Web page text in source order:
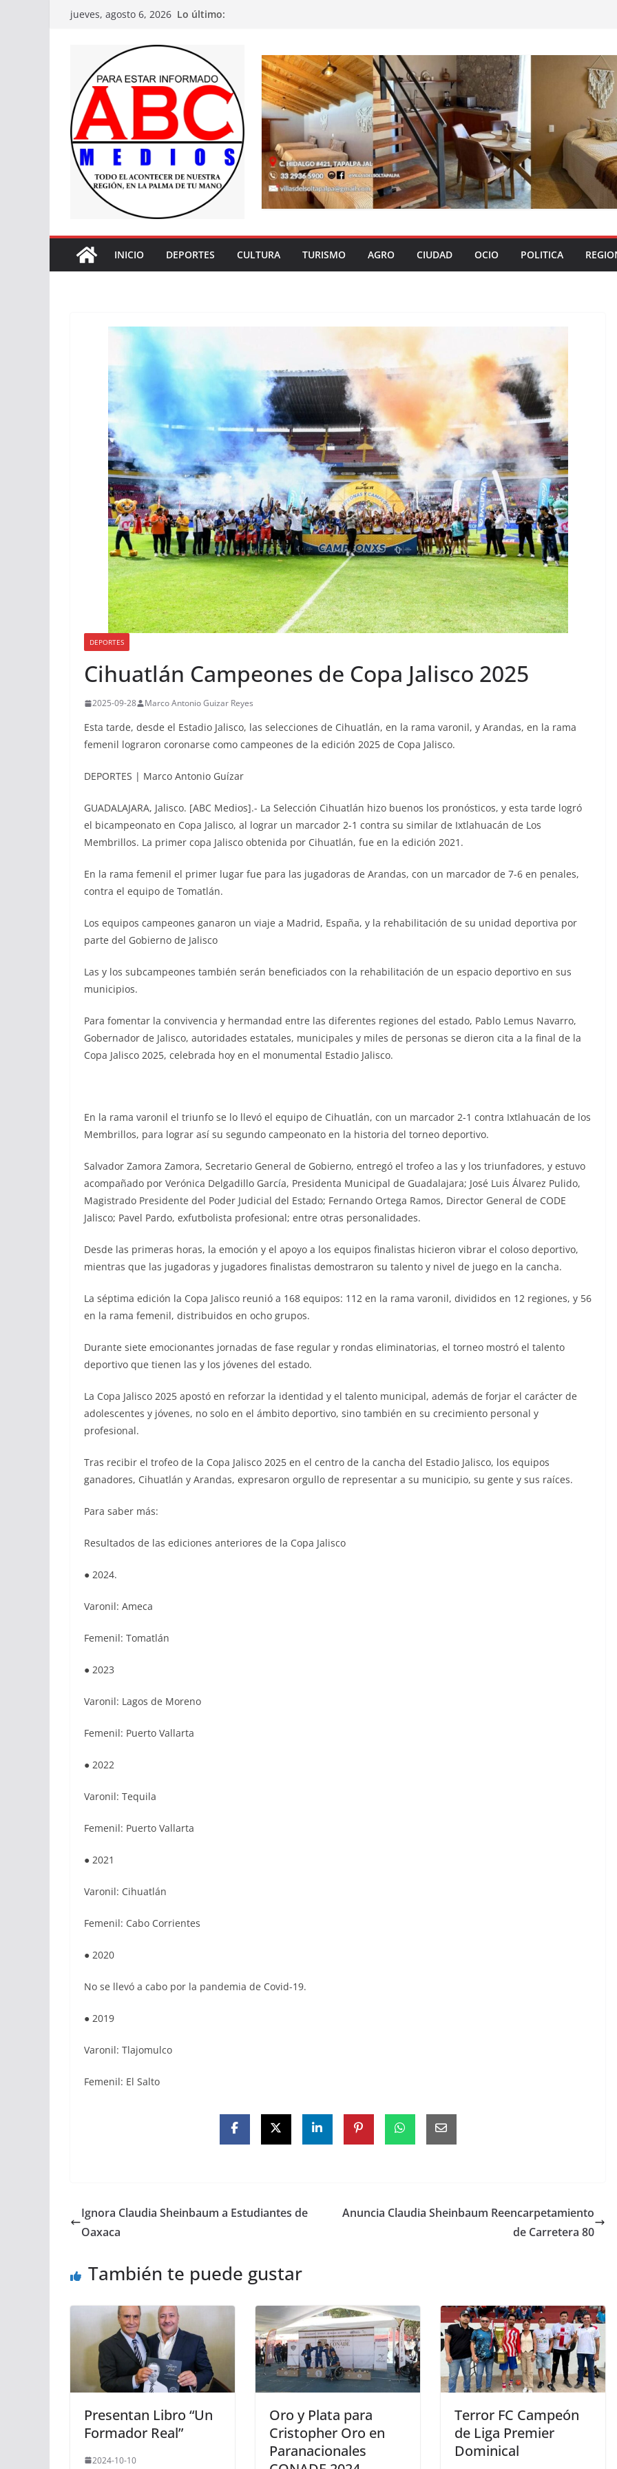
Saltarjueves, agosto 6, 2026 Lo último:
INICIO DEPORTES CULTURA TURISMO AGRO CIUDAD OCIO POLITICA
DEPORTES
Cihuatlán Campeones de Copa Jalisco 2025
2025-09-28 Marco Antonio Guizar Reyes
Esta tarde, desde el Estadio Jalisco, las selecciones de Cihuatlán, en la rama varonil, y Arandas, en la rama
femenil lograron coronarse como campeones de la edición 2025 de Copa Jalisco.
DEPORTES | Marco Antonio Guízar
GUADALAJARA, Jalisco. [ABC Medios].- La Selección Cihuatlán hizo buenos los pronósticos, y esta tarde logró
el bicampeonato en Copa Jalisco, al lograr un marcador 2-1 contra su similar de Ixtlahuacán de Los
Membrillos. La primer copa Jalisco obtenida por Cihuatlán, fue en la edición 2021.
En la rama femenil el primer lugar fue para las jugadoras de Arandas, con un marcador de 7-6 en penales,
contra el equipo de Tomatlán.
Los equipos campeones ganaron un viaje a Madrid, España, y la rehabilitación de su unidad deportiva por
parte del Gobierno de Jalisco
Las y los subcampeones también serán beneficiados con la rehabilitación de un espacio deportivo en sus
municipios.
Para fomentar la convivencia y hermandad entre las diferentes regiones del estado, Pablo Lemus Navarro,
Gobernador de Jalisco, autoridades estatales, municipales y miles de personas se dieron cita a la final de la
Copa Jalisco 2025, celebrada hoy en el monumental Estadio Jalisco.
En la rama varonil el triunfo se lo llevó el equipo de Cihuatlán, con un marcador 2-1 contra Ixtlahuacán de los
Membrillos, para lograr así su segundo campeonato en la historia del torneo deportivo.
Salvador Zamora Zamora, Secretario General de Gobierno, entregó el trofeo a las y los triunfadores, y estuvo
acompañado por Verónica Delgadillo García, Presidenta Municipal de Guadalajara; José Luis Álvarez Pulido,
Magistrado Presidente del Poder Judicial del Estado; Fernando Ortega Ramos, Director General de CODE
Jalisco; Pavel Pardo, exfutbolista profesional; entre otras personalidades.
Desde las primeras horas, la emoción y el apoyo a los equipos finalistas hicieron vibrar el coloso deportivo,
mientras que las jugadoras y jugadores finalistas demostraron su talento y nivel de juego en la cancha.
La séptima edición la Copa Jalisco reunió a 168 equipos: 112 en la rama varonil, divididos en 12 regiones, y 56
en la rama femenil, distribuidos en ocho grupos.
Durante siete emocionantes jornadas de fase regular y rondas eliminatorias, el torneo mostró el talento
deportivo que tienen las y los jóvenes del estado.
La Copa Jalisco 2025 apostó en reforzar la identidad y el talento municipal, además de forjar el carácter de
adolescentes y jóvenes, no solo en el ámbito deportivo, sino también en su crecimiento personal y
profesional.
Tras recibir el trofeo de la Copa Jalisco 2025 en el centro de la cancha del Estadio Jalisco, los equipos
ganadores, Cihuatlán y Arandas, expresaron orgullo de representar a su municipio, su gente y sus raíces.
Para saber más:
Resultados de las ediciones anteriores de la Copa Jalisco
● 2024.
Varonil: Ameca
Femenil: Tomatlán
● 2023
Varonil: Lagos de Moreno
Femenil: Puerto Vallarta
● 2022
Varonil: Tequila
Femenil: Puerto Vallarta
● 2021
Varonil: Cihuatlán
Femenil: Cabo Corrientes
● 2020
No se llevó a cabo por la pandemia de Covid-19.
● 2019
Varonil: Tlajomulco
Femenil: El Salto
Ignora Claudia Sheinbaum a Estudiantes de
Oaxaca
Anuncia Claudia Sheinbaum Reencarpetamiento
de Carretera 80
También te puede gustar
Presentan Libro “Un
Formador Real”
2024-10-10
Oro y Plata para
Cristopher Oro en
Paranacionales
Terror FC Campeón
de Liga Premier
Dominical